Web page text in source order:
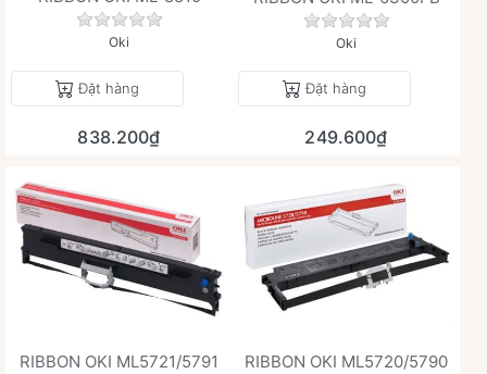
Chưa có đánh giá nào cho sản phẩm này.
Oki
Đặt hàng
838.200₫
Chưa có đánh giá
Oki
Đặt hàng
249.600₫
RIBBON OKI ML5721/5791
RIBBON OKI ML5720/5790